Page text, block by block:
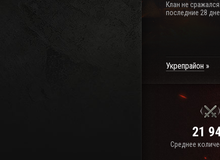
Клан не
последние 28
Укрепрайон
21
Среднее